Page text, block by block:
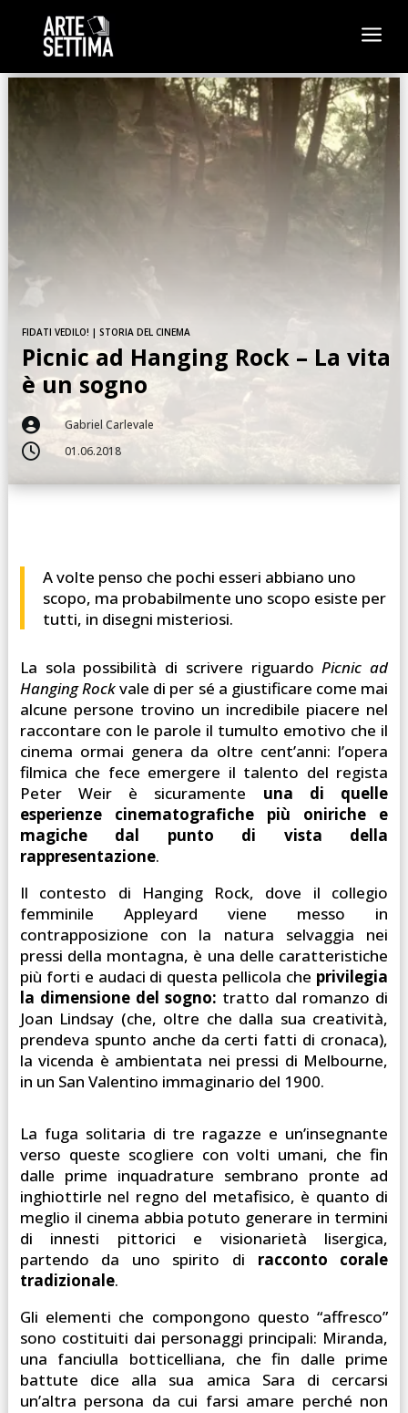
a
FIDATI VEDILO! | STORIA DEL CINEMA
Picnic ad Hanging Rock – La vita
è un sogno
 Gabriel Carlevale
 01.06.2018
A volte penso che pochi esseri abbiano uno
scopo, ma probabilmente uno scopo esiste per
tutti, in disegni misteriosi.
La sola possibilità di scrivere riguardoPicnic ad
Hanging Rockvale di per sé a giustificare come mai
alcune persone trovino un incredibile piacere nel
raccontare con le parole il tumulto emotivo che il
cinema ormai genera da oltre cent’anni: l’opera
filmica che fece emergere il talento del regista
Peter Weir è sicuramente una di quelle
esperienze cinematografiche più oniriche e
magiche dal punto di vista della
rappresentazione.
Il contesto di Hanging Rock, dove il collegio
femminile Appleyard viene messo in
contrapposizione con la natura selvaggia nei
pressi della montagna, è una delle caratteristiche
più forti e audaci di questa pellicola che privilegia
la dimensione del sogno: tratto dal romanzo di
Joan Lindsay (che, oltre che dalla sua creatività,
prendeva spunto anche da certi fatti di cronaca),
la vicenda è ambientata nei pressi di Melbourne,
in un San Valentino immaginario del 1900.
La fuga solitaria di tre ragazze e un’insegnante
verso queste scogliere con volti umani, che fin
dalle prime inquadrature sembrano pronte ad
inghiottirle nel regno del metafisico, è quanto di
meglio il cinema abbia potuto generare in termini
di innesti pittorici e visionarietà lisergica,
partendo da uno spirito di racconto corale
tradizionale.
Gli elementi che compongono questo “affresco”
sono costituiti dai personaggi principali: Miranda,
una fanciulla botticelliana, che fin dalle prime
battute dice alla sua amica Sara di cercarsi
un’altra persona da cui farsi amare perché non